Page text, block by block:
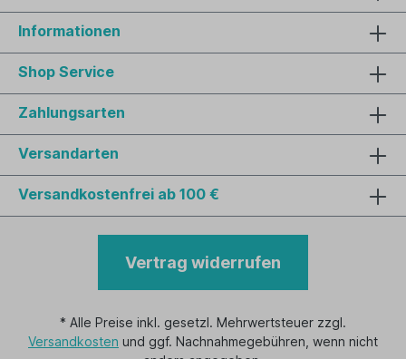
Informationen
Shop Service
Zahlungsarten
Versandarten
Versandkostenfrei ab 100 €
Vertrag widerrufen
* Alle Preise inkl. gesetzl. Mehrwertsteuer zzgl.
Versandkosten und ggf. Nachnahmegebühren, wenn nicht